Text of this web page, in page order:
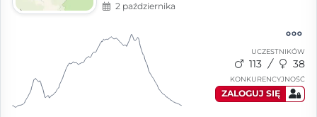
2 października
UCZESTNIKÓW
113 38
KONKURENCYJNOŚĆ
ZALOGUJ SIĘ